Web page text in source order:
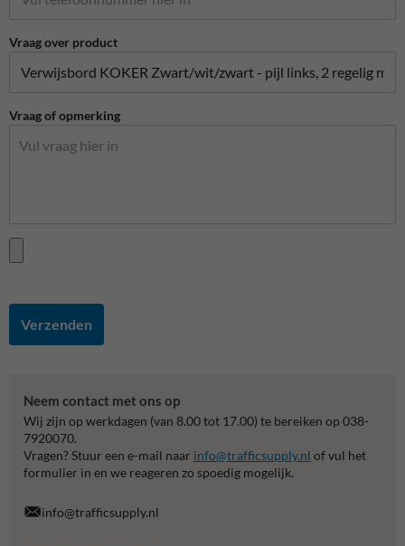
Vraag over product
Vraag of opmerking
Verzenden
Neem contact met ons op
Wij zijn op werkdagen (van 8.00 tot 17.00) te bereiken op 038-
7920070.
Vragen? Stuur een e-mail naar info@trafficsupply.nl of vul het
formulier in en we reageren zo spoedig mogelijk.
info@trafficsupply.nl